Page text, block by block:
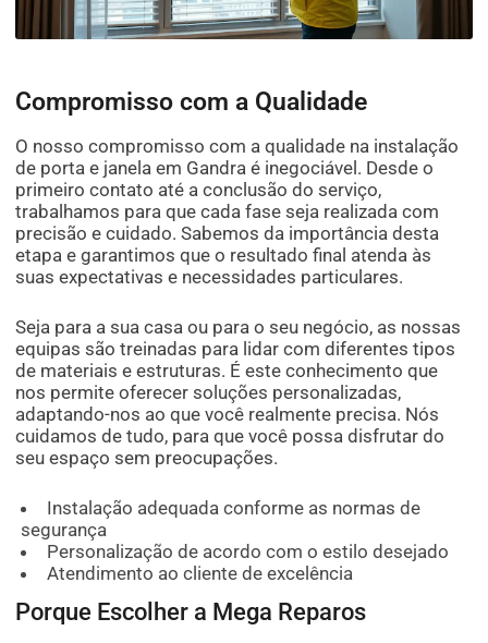
Compromisso com a Qualidade
O nosso compromisso com a qualidade na instalação
de porta e janela em Gandra é inegociável. Desde o
primeiro contato até a conclusão do serviço,
trabalhamos para que cada fase seja realizada com
precisão e cuidado. Sabemos da importância desta
etapa e garantimos que o resultado final atenda às
suas expectativas e necessidades particulares.
Seja para a sua casa ou para o seu negócio, as nossas
equipas são treinadas para lidar com diferentes tipos
de materiais e estruturas. É este conhecimento que
nos permite oferecer soluções personalizadas,
adaptando-nos ao que você realmente precisa. Nós
cuidamos de tudo, para que você possa disfrutar do
seu espaço sem preocupações.
Instalação adequada conforme as normas de
segurança
Personalização de acordo com o estilo desejado
Atendimento ao cliente de excelência
Porque Escolher a Mega Reparos